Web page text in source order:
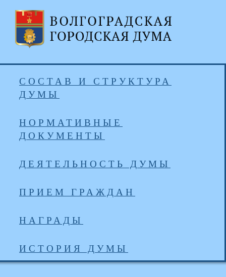
СОСТАВ И СТРУКТУРА
ДУМЫ
НОРМАТИВНЫЕ
ДОКУМЕНТЫ
ДЕЯТЕЛЬНОСТЬ ДУМЫ
ПРИЕМ ГРАЖДАН
НАГРАДЫ
ИСТОРИЯ ДУМЫ